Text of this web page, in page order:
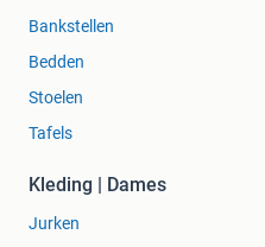
Bankstellen
Bedden
Stoelen
Tafels
Kleding | Dames
Jurken